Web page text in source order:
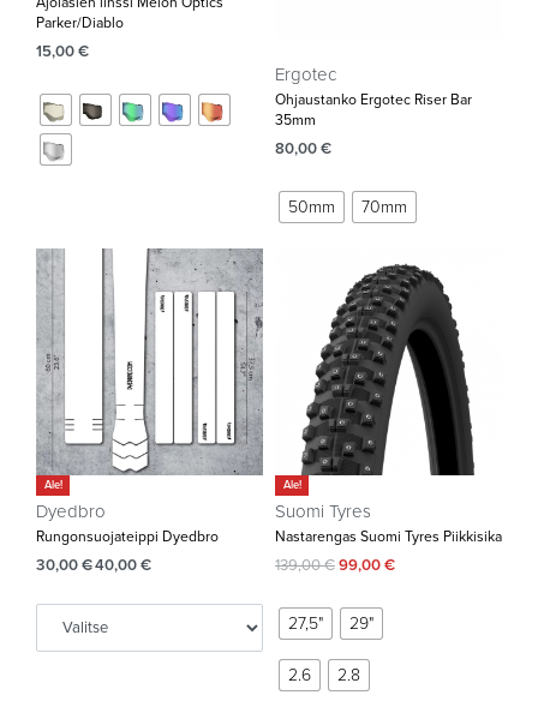
Parker/Diablo
15,00€
Ergotec
Ohjaustanko Ergotec Riser Bar
35mm‌
80,00€
50mm 70mm
Ale!
Dyedbro
Rungonsuojateippi Dyedbro
30,00€40,00€
Ale!
Suomi Tyres
Nastarengas Suomi Tyres Piikkisika
139,00€99,00€
27,5" 29"
2.6 2.8